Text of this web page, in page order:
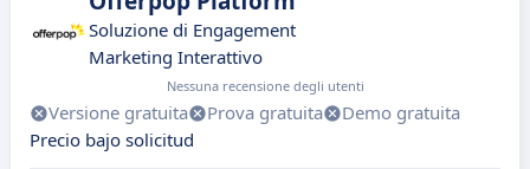
Soluzione di Engagement
Marketing Interattivo
Nessuna recensione degli utenti
Versione gratuita Prova gratuita
Demo gratuita
Precio bajo solicitud